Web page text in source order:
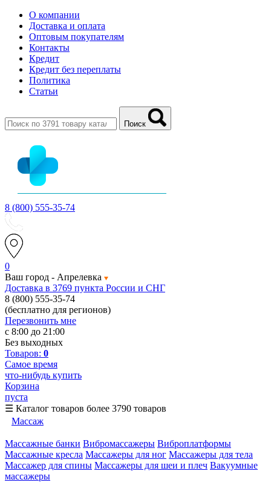
О компании
Доставка и оплата
Оптовым покупателям
Контакты
Кредит
Кредит без переплаты
Политика
Статьи
Поиск
8 (800) 555-35-74
0
Ваш город - Апрелевка
Доставка в 3769 пункта России и СНГ
8 (800) 555-35-74
(бесплатно для регионов)
Перезвонить мне
с 8:00 до 21:00
Без выходных
Товаров: 0
Самое время
что-нибудь купить
Корзина
пуста
☰ Каталог товаров более 3790 товаров
Массаж
Массажные банки Вибромассажеры Виброплатформы
Массажные кресла Массажеры для ног Массажеры для тела
Массажер для спины Массажеры для шеи и плеч Вакуумные
массажеры